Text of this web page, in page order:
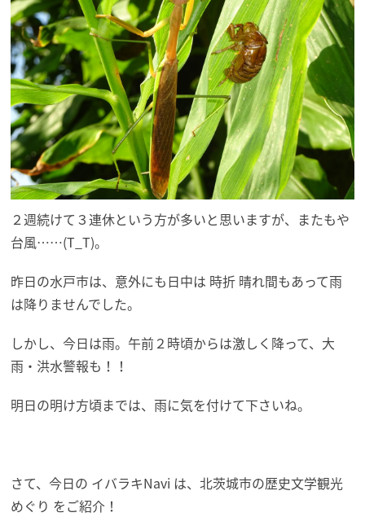
２週続けて３連休という方が多いと思いますが、またもや
台風……(T_T)。
昨日の水戸市は、意外にも日中は 時折 晴れ間もあって雨
は降りませんでした。
しかし、今日は雨。午前２時頃からは激しく降って、大
雨・洪水警報も！！
明日の明け方頃までは、雨に気を付けて下さいね。
さて、今日の イバラキNavi は、北茨城市の歴史文学観光
めぐり をご紹介！